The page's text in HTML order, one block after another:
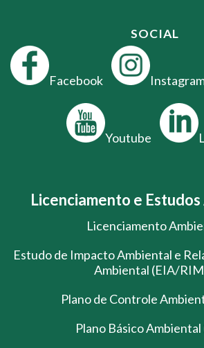
SOCIAL
Facebook
Youtube
Licenciamento e
Licenciamento
Estudo de Impacto Ambiental e
Ambiental (EIA/
Plano de Controle
Plano Básico Ambiental